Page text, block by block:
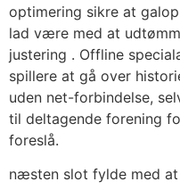
optimering sikre at
lad være med at
justering . Offline
spillere at gå over
uden net-forbindelse,
til deltagende forening
foreslå.
næsten slot fylde med